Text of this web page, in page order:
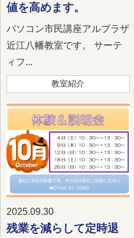
値を高めます。
パソコン市民講座アルプラザ
近江八幡教室です。 サーテ
ィフ...
教室紹介
2025.09.30
残業を減らして定時退